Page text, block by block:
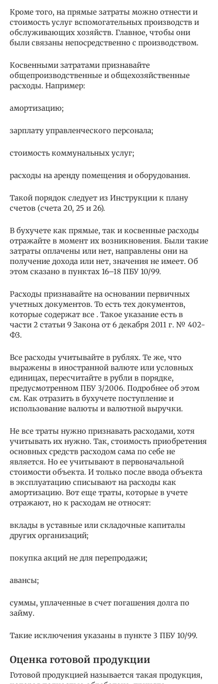
Кроме того, на прямые затраты можно отнести и
стоимость услуг вспомогательных производств и
обслуживающих хозяйств. Главное, чтобы они
были связаны непосредственно с производством.
Косвенными затратами признавайте
общепроизводственные и общехозяйственные
расходы. Например:
амортизацию;
зарплату управленческого персонала;
стоимость коммунальных услуг;
расходы на аренду помещения и оборудования.
Такой порядок следует из Инструкции к плану
счетов (счета 20, 25 и 26).
В бухучете как прямые, так и косвенные расходы
отражайте в момент их возникновения. Были такие
затраты оплачены или нет, направлены они на
получение дохода или нет, значения не имеет. Об
этом сказано в пунктах 16–18 ПБУ 10/99.
Расходы признавайте на основании первичных
учетных документов. То есть тех документов,
которые содержат все . Такое указание есть в
части 2 статьи 9 Закона от 6 декабря 2011 г. № 402-
ФЗ.
Все расходы учитывайте в рублях. Те же, что
выражены в иностранной валюте или условных
единицах, пересчитайте в рубли в порядке,
предусмотренном ПБУ 3/2006. Подробнее об этом
см. Как отразить в бухучете поступление и
использование валюты и валютной выручки.
Не все траты нужно признавать расходами, хотя
учитывать их нужно. Так, стоимость приобретения
основных средств расходом сама по себе не
является. Но ее учитывают в первоначальной
стоимости объекта. И только после ввода объекта
в эксплуатацию списывают на расходы как
амортизацию. Вот еще траты, которые в учете
отражают, но к расходам не относят:
вклады в уставные или складочные капиталы
других организаций;
покупка акций не для перепродажи;
авансы;
суммы, уплаченные в счет погашения долга по
займу.
Такие исключения указаны в пункте 3 ПБУ 10/99.
Оценка готовой продукции
Готовой продукцией называется такая продукция,